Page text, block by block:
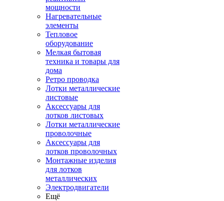
мощности
Нагревательные
элементы
Тепловое
оборудование
Мелкая бытовая
техника и товары для
дома
Ретро проводка
Лотки металлические
листовые
Аксессуары для
лотков листовых
Лотки металлические
проволочные
Аксессуары для
лотков проволочных
Монтажные изделия
для лотков
металлических
Электродвигатели
Ещё